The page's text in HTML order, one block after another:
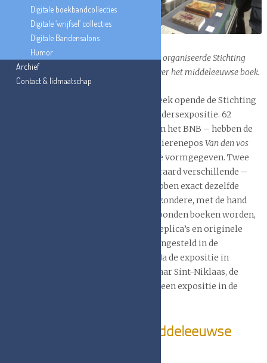
tentoonstelling
‘De vos
Reynaerde te kijk gezet in 64 boekbanden’ organiseerde Stichting
Handboekbinden een mini-symposium over het middeleeuwse boek.
Op de drempel van de 85ste Boekenweek opende de Stichting
Handboekbinden een grootse boekbindersexpositie. 62
boekbinders – waaronder elf leden van het BNB – hebben de
boekband van het dertiende-eeuwse dierenepos Van den vos
op een nieuwe, unieke wijze vormgegeven. Twee
boekbinders hebben zelfs twee – uiteraard verschillende –
boekbanden gemaakt. Alle boeken hebben exact dezelfde
inhoud, maar ieder boek heeft een bijzondere, met de hand
gemaakte boekband. Deze 64 handgebonden boeken worden,
naast enkele bijzondere historische replica’s en originele
uitgaven, tot 15 augustus 2020 tentoongesteld in de
Athenaeumbibliotheek in Deventer. Na de expositie in
Deventer verhuizen de boekbanden naar Sint-Niklaas, de
bakermat van de vos Reynaerde, voor een expositie in de
Mini-symposium ‘Het middeleeuwse
Digitale boekbandcollecties
Digitale ‘wrijfsel’ collecties
Digitale Bandensalons
Humor
Archief
Contact & lidmaatschap